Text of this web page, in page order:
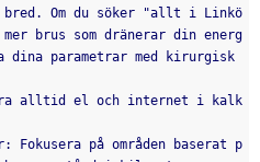
Om du söker "allt i Linkö
brus som dränerar din energ
dina parametrar med kirurgisk
alltid el och internet i kalk
Fokusera på områden baserat p